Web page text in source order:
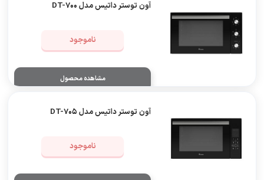
آون توستر داتیس مدل DT-700
ناموجود
مشاهده محصول
آون توستر داتیس مدل DT-705
ناموجود